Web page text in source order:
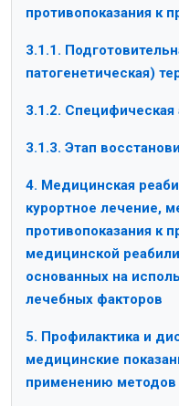
противопоказания к
3.1.1.
патогенетическая)
3.1.2. Специфическая
3.1.3. Этап
4. Медицинская
курортное лечение,
противопоказания к
медицинской
основанных на
лечебных факторов
5. Профилактика и
медицинские
применению методов